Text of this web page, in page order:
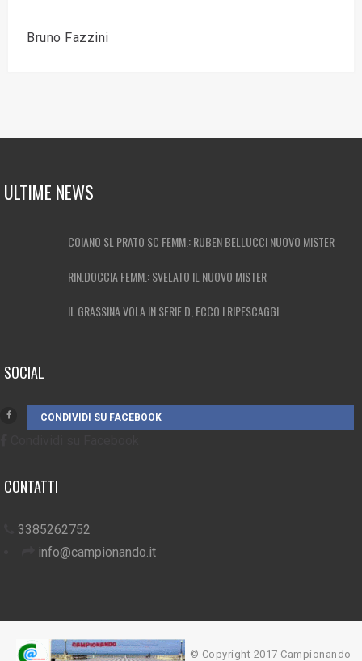
Bruno Fazzini
ULTIME NEWS
COIANO SL PRATO SC FEMM.: RUBEN BELLUCCI NUOVO MISTER
RIN.DOCCIA FEMM.: SVELATO IL NUOVO MISTER
IL GRASSINA VOLA IN SERIE D, ECCO I RIPESCAGGI
SOCIAL
CONDIVIDI SU FACEBOOK
CONTATTI
3385262752
info@campionando.it
© Copyright 2017 Campionando